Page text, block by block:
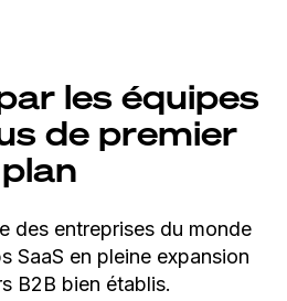
les équipes
de premier
plan
des entreprises du monde
SaaS en pleine expansion
B2B bien établis.